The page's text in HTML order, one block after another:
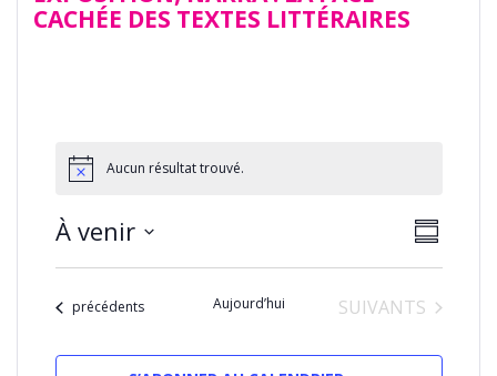
CACHÉE DES TEXTES LITTÉRAIRES
Aucun résultat trouvé.
PAR
de
vues
RÉSUMÉ
À venir
dateÉvènements
précédents Aujourd’hui ÉVÈNEMENTS
SUIVANTS